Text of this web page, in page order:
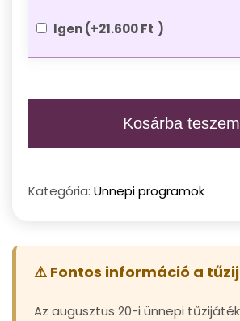
Igen(+21.600Ft )
Tűzijáték
gálavacsorával
zongora
műsorral
mennyiség
Kosárba teszem
Kategória: Ünnepi programok
⚠ Fontos információ a
Az augusztus 20-i ünnepi